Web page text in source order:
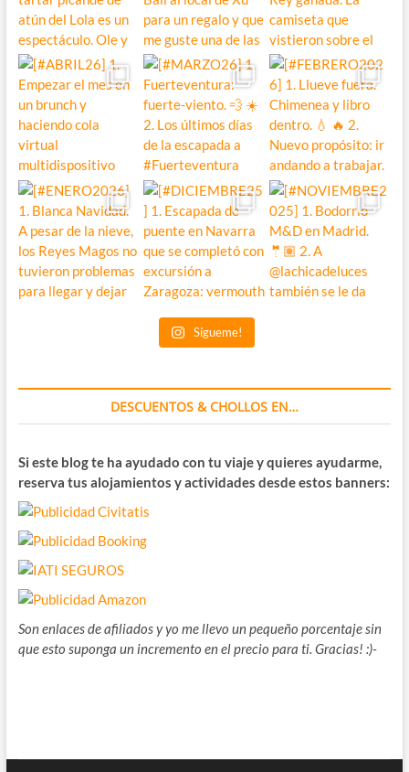
Sígueme!
DESCUENTOS & CHOLLOS EN…
Si este blog te ha ayudado con tu viaje y quieres ayudarme,
reserva tus alojamientos y actividades desde estos banners:
Son enlaces de afiliados y yo me llevo un pequeño porcentaje sin
que esto suponga un incremento en el precio para ti. Gracias! :)-